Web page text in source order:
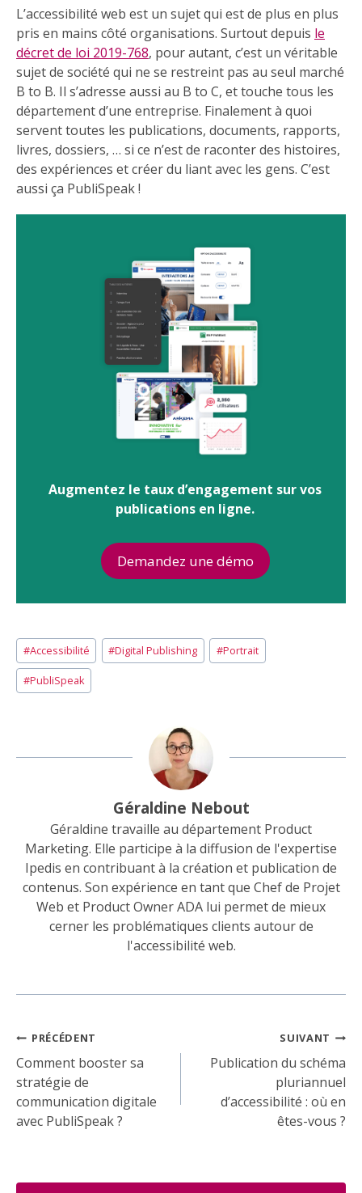
L’accessibilité web est un sujet qui est de plus en plus
pris en mains côté organisations. Surtout depuis le
décret de loi 2019-768, pour autant, c’est un véritable
sujet de société qui ne se restreint pas au seul marché
B to B. Il s’adresse aussi au B to C, et touche tous les
département d’une entreprise. Finalement à quoi
servent toutes les publications, documents, rapports,
livres, dossiers, … si ce n’est de raconter des histoires,
des expériences et créer du liant avec les gens. C’est
aussi ça PubliSpeak !
Augmentez le taux d’engagement sur vos
publications en ligne.
Demandez une démo
Étiquettes
de
la
#Accessibilité #Digital Publishing #Portrait
#PubliSpeak
Géraldine Nebout
Géraldine travaille au département Product
Marketing. Elle participe à la diffusion de l'expertise
Ipedis en contribuant à la création et publication de
contenus. Son expérience en tant que Chef de Projet
Web et Product Owner ADA lui permet de mieux
cerner les problématiques clients autour de
l'accessibilité web.
Navigation
de
l’article
PRÉCÉDENT
Comment booster sa
stratégie de
communication digitale
avec PubliSpeak ?
SUIVANT
Publication du schéma
pluriannuel
d’accessibilité : où en
êtes-vous ?